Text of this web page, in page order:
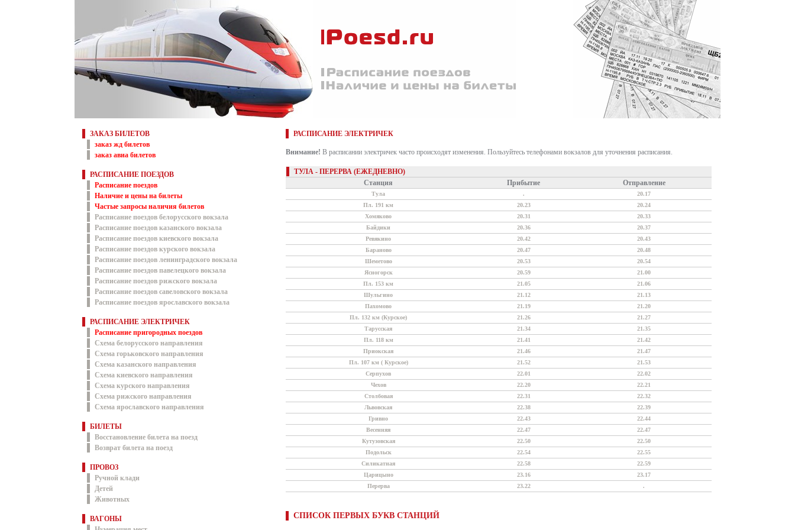
ЗАКАЗ БИЛЕТОВ
заказ жд билетов
заказ авиа билетов
РАСПИСАНИЕ ПОЕЗДОВ
Расписание поездов
Наличие и цены на билеты
Частые запросы наличия билетов
Расписание поездов белорусского вокзала
Расписание поездов казанского вокзала
Расписание поездов киевского вокзала
Расписание поездов курского вокзала
Расписание поездов ленинградского вокзала
Расписание поездов павелецкого вокзала
Расписание поездов рижского вокзала
Расписание поездов савеловского вокзала
Расписание поездов ярославского вокзала
РАСПИСАНИЕ ЭЛЕКТРИЧЕК
Расписание пригородных поездов
Схема белорусского направления
Схема горьковского направления
Схема казанского направления
Схема киевского направления
Схема курского направления
Схема рижского направления
Схема ярославского направления
БИЛЕТЫ
Восстановление билета на поезд
Возврат билета на поезд
ПРОВОЗ
Ручной клади
Детей
Животных
ВАГОНЫ
РАСПИСАНИЕ ЭЛЕКТРИЧЕК
Внимание! В расписании электричек часто происходят изменения. Пользуйтесь телефонами вокзалов для уточнения расписания.
ТУЛА - ПЕРЕРВА (ЕЖЕДНЕВНО)
Станция
Прибытие Отправление
Тула .
20.17
Пл. 191 км
20.23
20.24
Хомяково
20.31
20.33
Байдики
20.36
20.37
Ревякино
20.42
20.43
Бараново
20.47
20.48
Шеметово
20.53
20.54
Ясногорск
20.59
21.00
Пл. 153 км
21.05
21.06
Шульгино
21.12
21.13
Пахомово
21.19
21.20
Пл. 132 км (Курское)
21.26
21.27
Тарусская
21.34
21.35
Пл. 118 км
21.41
21.42
Приокская
21.46
21.47
Пл. 107 км ( Курское)
21.52
21.53
Серпухов
22.01
22.02
Чехов
22.20
22.21
Столбовая
22.31
22.32
Львовская
22.38
22.39
Гривно
22.43
22.44
Весенняя
22.47
22.47
Кутузовская
22.50
22.50
Подольск
22.54
22.55
Силикатная
22.58
22.59
Царицыно
23.16
23.17
Перерва
23.22 .
СПИСОК ПЕРВЫХ БУКВ СТАНЦИЙ